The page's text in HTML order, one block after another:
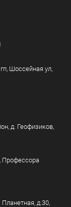
Шоссейная ул,
д. Геофизиков,
Профессора
д.30,